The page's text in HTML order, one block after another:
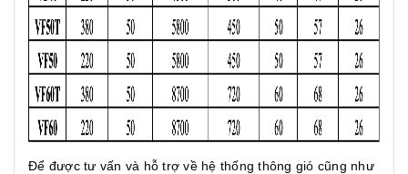
Để được tư vấn và hỗ trợ về hệ thống thông gió cũng như